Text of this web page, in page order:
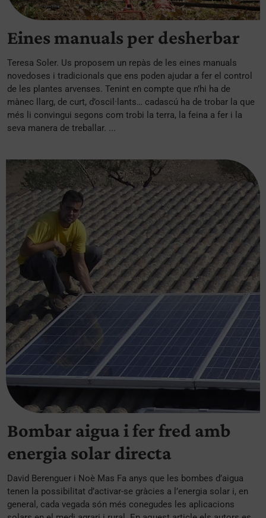
Eines manuals per desherbar
Teresa Soler. Us proposem un repàs de les eines manuals
novedoses i tradicionals que ens poden ajudar a fer el control
de les plantes arvenses. Tenint en compte que n’hi ha de
mànec llarg, de curt, d’oscil·lants… cadascú ha de trobar la que
més li convingui segons com trobi la terra, la feina a fer i la
seva manera de treballar. ...
Bombar aigua i fer fred amb
energia solar directa
David Berenguer i Noè Mas Fa anys que les bombes d’aigua
tenen la possibilitat d’activar-se gràcies a l’energia solar i, en
general, cada vegada són més conegudes les aplicacions